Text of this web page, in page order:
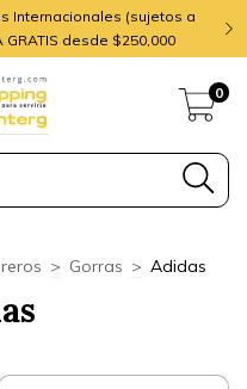
Internacionales (sujetos a
GRATIS desde $250,000
0
> Gorras > Adidas